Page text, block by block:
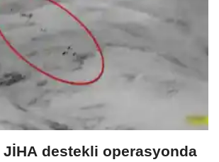
JİHA destekli operasyonda